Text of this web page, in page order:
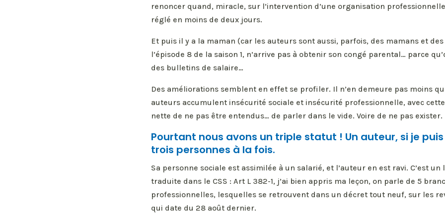
renoncer quand, miracle, sur l’intervention d’une organisation
réglé en moins de deux jours.
Et puis il y a la maman (car les auteurs sont aussi, parfois, des mamans et
l’épisode 8 de la saison 1, n’arrive pas à obtenir son congé parental… parce
des bulletins de salaire…
Des améliorations semblent en effet se profiler. Il n’en demeure pas moins
auteurs accumulent insécurité sociale et insécurité professionnelle, avec
nette de ne pas être entendus… de parler dans le vide. Voire de ne pas exister.
Pourtant nous avons un triple statut ! Un auteur, si je puis
trois personnes à la fois.
Sa personne sociale est assimilée à un salarié, et l’auteur en est ravi. C’est un
traduite dans le CSS : Art L 382-1, j’ai bien appris ma leçon, on parle de 5
professionnelles, lesquelles se retrouvent dans un décret tout neuf, sur les
qui date du 28 août dernier.